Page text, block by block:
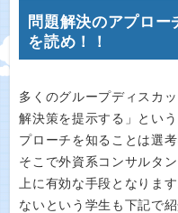
問題解決のアプロ
を読め！！
多くのグループディスカ
解決策を提示する」とい
プローチを知ることは選
そこで外資系コンサルタ
上に有効な手段となりま
ないという学生も下記で